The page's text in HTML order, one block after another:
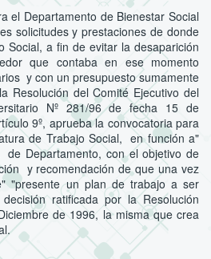
el Departamento de Bienestar Social
solicitudes y prestaciones de donde
Social, a fin de evitar la desaparición
que contaba en ese momento
y con un presupuesto sumamente
Resolución del Comité Ejecutivo del
Nº 281/96 de fecha 15 de
9º, aprueba la convocatoria para
de Trabajo Social, en función a"
Departamento, con el objetivo de
y recomendación de que una vez
"presente un plan de trabajo a ser
ratificada por la Resolución
de 1996, la misma que crea